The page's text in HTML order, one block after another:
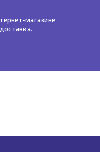
магазине